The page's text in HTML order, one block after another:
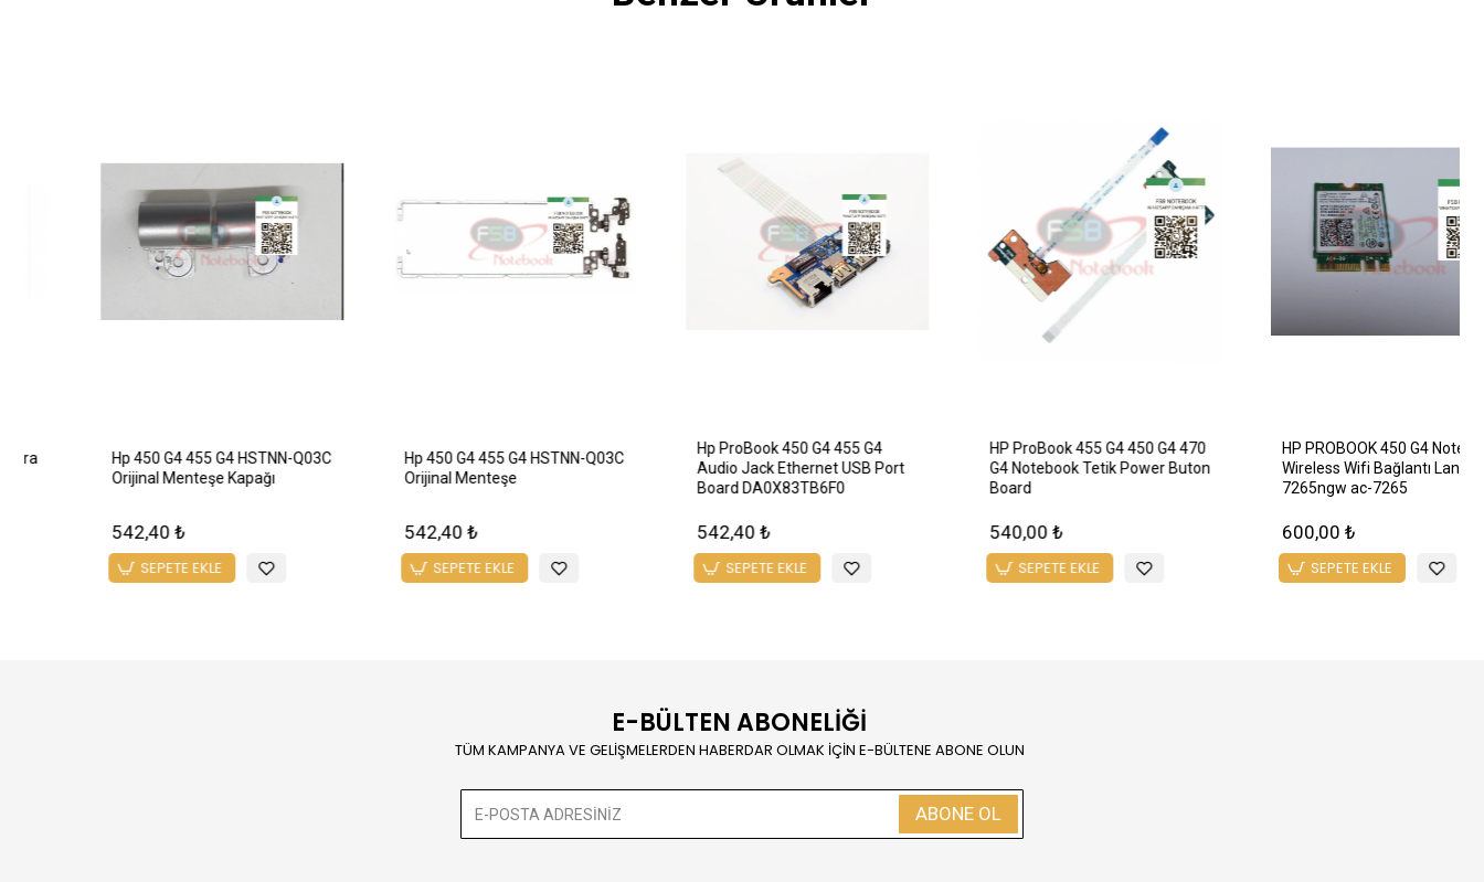
Beyaz Soket - 10 Pin 10 Hat
SEPETE EKLE
HP PROBOOK 450 G4 455 G4
HEATSINK SOĞUTUCU BLOK
720,00 ₺
SEPETE EKLE
P ProBook 450 G4 , 455 G4
Orijinal NoteBook Dahili Kamera
Webcam (796997-2L5 ,
DFSMK018544CC4) 10 Pin
600,00 ₺
SEPETE EKLE
Hp 450 G4 455 G4 HSTNN-Q03C
Orijinal Menteşe Kapağı
542,40 ₺
SEPETE EKLE
Hp 450 G4 455 G4 HSTNN-Q03C
Orijinal Menteşe
542,40 ₺
SEPETE EKLE
E-BÜLTEN ABONELİĞİ
TÜM KAMPANYA VE GELİŞMELERDEN HABERDAR OLMAK İÇİN E-BÜLTENE ABONE OLUN
ABONE OL